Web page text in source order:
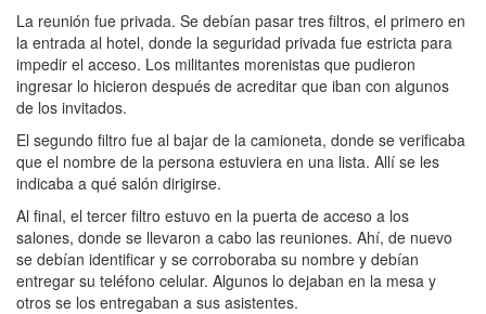
La reunión fue privada. Se debían pasar tres filtros, el primero en
la entrada al hotel, donde la seguridad privada fue estricta para
impedir el acceso. Los militantes morenistas que pudieron
ingresar lo hicieron después de acreditar que iban con algunos
de los invitados.
El segundo filtro fue al bajar de la camioneta, donde se verificaba
que el nombre de la persona estuviera en una lista. Allí se les
indicaba a qué salón dirigirse.
Al final, el tercer filtro estuvo en la puerta de acceso a los
salones, donde se llevaron a cabo las reuniones. Ahí, de nuevo
se debían identificar y se corroboraba su nombre y debían
entregar su teléfono celular. Algunos lo dejaban en la mesa y
otros se los entregaban a sus asistentes.